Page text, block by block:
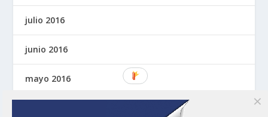
julio 2016
junio 2016
mayo 2016